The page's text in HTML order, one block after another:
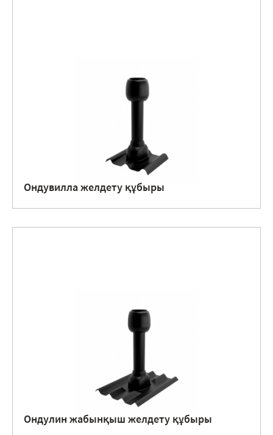
Ондувилла желдету құбыры
Ондулин жабынқыш желдету құбыры